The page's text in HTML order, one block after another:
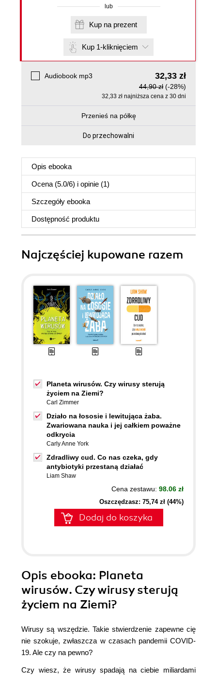
lub
Kup na prezent
Kup 1-kliknięciem
Audiobook mp3 32,33 zł
44,90 zł (-28%)
32,33 zł najniższa cena z 30 dni
Przenieś na półkę
Do przechowalni
Opis ebooka
Ocena (5.0/6) i opinie (1)
Szczegóły ebooka
Dostępność produktu
Najczęściej kupowane razem
Planeta wirusów. Czy wirusy sterują
życiem na Ziemi?
Carl Zimmer
Działo na łososie i lewitująca żaba.
Zwariowana nauka i jej całkiem poważne
odkrycia
Carly Anne York
Zdradliwy cud. Co nas czeka, gdy
antybiotyki przestaną działać
Liam Shaw
Cena zestawu: 98.06 zł
Oszczędzasz: 75,74 zł (44%)
Dodaj do koszyka
Opis ebooka: Planeta
wirusów. Czy wirusy sterują
życiem na Ziemi?
Wirusy są wszędzie. Takie stwierdzenie zapewne cię
nie szokuje, zwłaszcza w czasach pandemii COVID-
19. Ale czy na pewno?
Czy wiesz, że wirusy spadają na ciebie miliardami